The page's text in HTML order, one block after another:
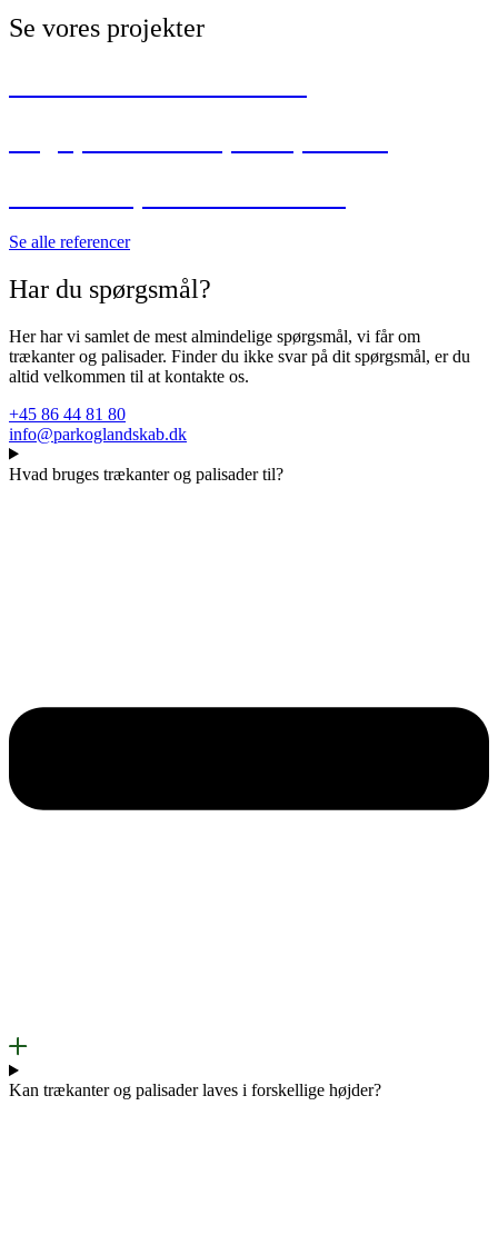
Se vores projekter
Se alle referencer
Har du spørgsmål?
Her har vi samlet de mest almindelige spørgsmål, vi får om
trækanter og palisader. Finder du ikke svar på dit spørgsmål, er du
altid velkommen til at kontakte os.
+45 86 44 81 80
info@parkoglandskab.dk
Hvad bruges trækanter og palisader til?
Kan trækanter og palisader laves i forskellige højder?